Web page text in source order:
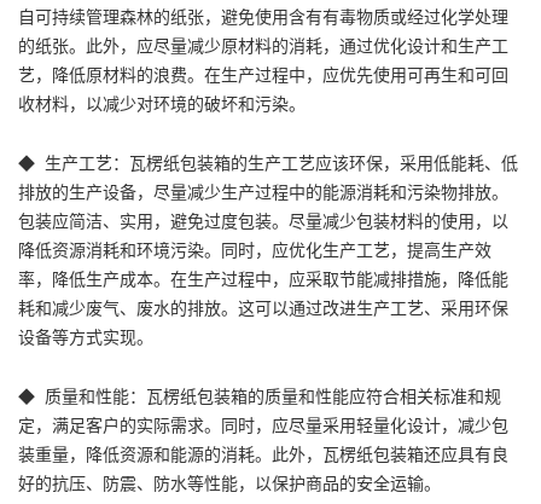
自可持续管理森林的纸张，避免使用含有有毒物质或经过化学处理
的纸张。此外，应尽量减少原材料的消耗，通过优化设计和生产工
艺，降低原材料的浪费。在生产过程中，应优先使用可再生和可回
收材料，以减少对环境的破坏和污染。
◆ 生产工艺：瓦楞纸包装箱的生产工艺应该环保，采用低能耗、低
排放的生产设备，尽量减少生产过程中的能源消耗和污染物排放。
包装应简洁、实用，避免过度包装。尽量减少包装材料的使用，以
降低资源消耗和环境污染。同时，应优化生产工艺，提高生产效
率，降低生产成本。在生产过程中，应采取节能减排措施，降低能
耗和减少废气、废水的排放。这可以通过改进生产工艺、采用环保
设备等方式实现。
◆ 质量和性能：瓦楞纸包装箱的质量和性能应符合相关标准和规
定，满足客户的实际需求。同时，应尽量采用轻量化设计，减少包
装重量，降低资源和能源的消耗。此外，瓦楞纸包装箱还应具有良
好的抗压、防震、防水等性能，以保护商品的安全运输。